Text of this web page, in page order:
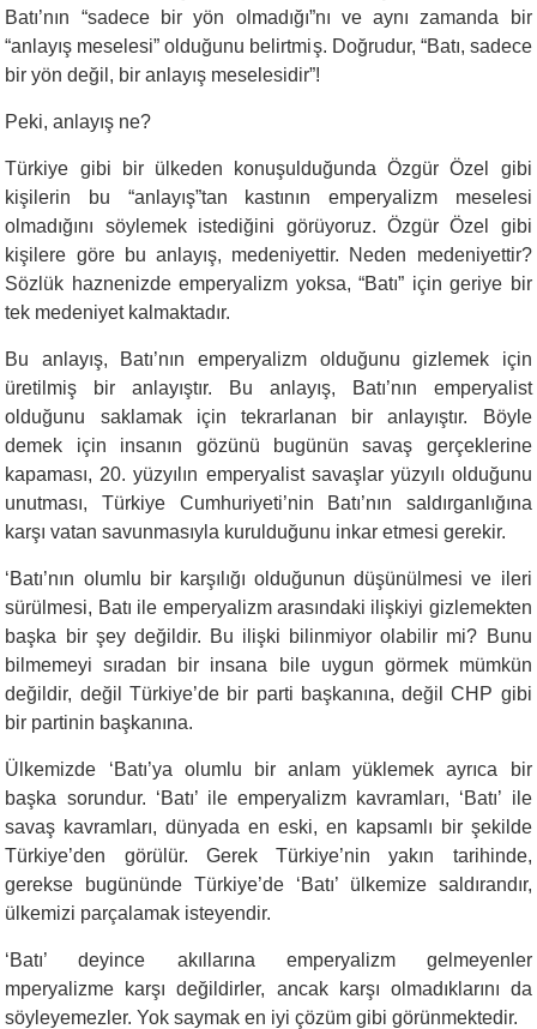
Batı’nın “sadece bir yön olmadığı”nı ve aynı zamanda bir
“anlayış meselesi” olduğunu belirtmiş. Doğrudur, “Batı, sadece
bir yön değil, bir anlayış meselesidir”!
Peki, anlayış ne?
Türkiye gibi bir ülkeden konuşulduğunda Özgür Özel gibi
kişilerin bu “anlayış”tan kastının emperyalizm meselesi
olmadığını söylemek istediğini görüyoruz. Özgür Özel gibi
kişilere göre bu anlayış, medeniyettir. Neden medeniyettir?
Sözlük haznenizde emperyalizm yoksa, “Batı” için geriye bir
tek medeniyet kalmaktadır.
Bu anlayış, Batı’nın emperyalizm olduğunu gizlemek için
üretilmiş bir anlayıştır. Bu anlayış, Batı’nın emperyalist
olduğunu saklamak için tekrarlanan bir anlayıştır. Böyle
demek için insanın gözünü bugünün savaş gerçeklerine
kapaması, 20. yüzyılın emperyalist savaşlar yüzyılı olduğunu
unutması, Türkiye Cumhuriyeti’nin Batı’nın saldırganlığına
karşı vatan savunmasıyla kurulduğunu inkar etmesi gerekir.
‘Batı’nın olumlu bir karşılığı olduğunun düşünülmesi ve ileri
sürülmesi, Batı ile emperyalizm arasındaki ilişkiyi gizlemekten
başka bir şey değildir. Bu ilişki bilinmiyor olabilir mi? Bunu
bilmemeyi sıradan bir insana bile uygun görmek mümkün
değildir, değil Türkiye’de bir parti başkanına, değil CHP gibi
bir partinin başkanına.
Ülkemizde ‘Batı’ya olumlu bir anlam yüklemek ayrıca bir
başka sorundur. ‘Batı’ ile emperyalizm kavramları, ‘Batı’ ile
savaş kavramları, dünyada en eski, en kapsamlı bir şekilde
Türkiye’den görülür. Gerek Türkiye’nin yakın tarihinde,
gerekse bugününde Türkiye’de ‘Batı’ ülkemize saldırandır,
ülkemizi parçalamak isteyendir.
‘Batı’ deyince akıllarına emperyalizm gelmeyenler
mperyalizme karşı değildirler, ancak karşı olmadıklarını da
söyleyemezler. Yok saymak en iyi çözüm gibi görünmektedir.